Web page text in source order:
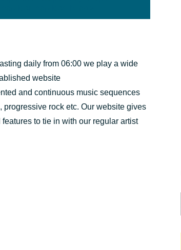
daily from 06:00 we play a wide
website
and continuous music sequences
rock etc. Our website gives
to tie in with our regular artist